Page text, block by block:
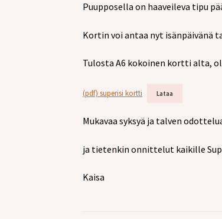
Puupposella on haaveileva tipu
Kortin voi antaa nyt isänpäivänä
Tulosta A6 kokoinen kortti alta,
(pdf) superisi kortti Lataa
Mukavaa syksyä ja talven
ja tietenkin onnittelut kaikille
Kaisa